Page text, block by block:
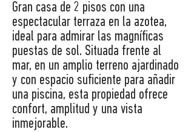
Gran casa de 2 pisos con una
espectacular terraza en la azotea,
ideal para admirar las magníficas
puestas de sol. Situada frente al
mar, en un amplio terreno ajardinado
y con espacio suficiente para añadir
una piscina, esta propiedad ofrece
confort, amplitud y una vista
inmejorable.